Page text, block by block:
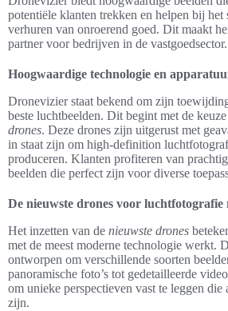
potentiële klanten trekken en helpen bij
verhuren van onroerend goed. Dit maakt
partner voor bedrijven in de vastgoedsector.
Hoogwaardige technologie en
Dronevizier staat bekend om zijn
beste luchtbeelden. Dit begint met de
drones. Deze drones zijn uitgerust met
in staat zijn om high-definition
produceren. Klanten profiteren van
beelden die perfect zijn voor diverse
De nieuwste drones voor luchtfotografie
Het inzetten van de nieuwste drones
met de meest moderne technologie werkt.
ontworpen om verschillende soorten
panoramische foto’s tot gedetailleerde
om unieke perspectieven vast te leggen
zijn.